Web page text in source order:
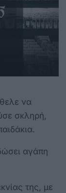
να
σκληρή,
αγάπη
της, με